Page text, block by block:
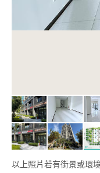
以上照片若有街景或環